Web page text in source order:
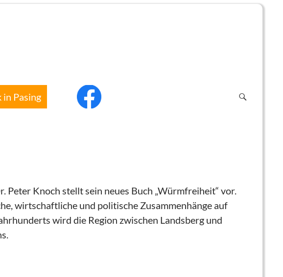
in Pasing f
Peter Knoch stellt sein neues Buch „Würmfreiheit“ vor.
wirtschaftliche und politische Zusammenhänge auf
wird die Region zwischen Landsberg und